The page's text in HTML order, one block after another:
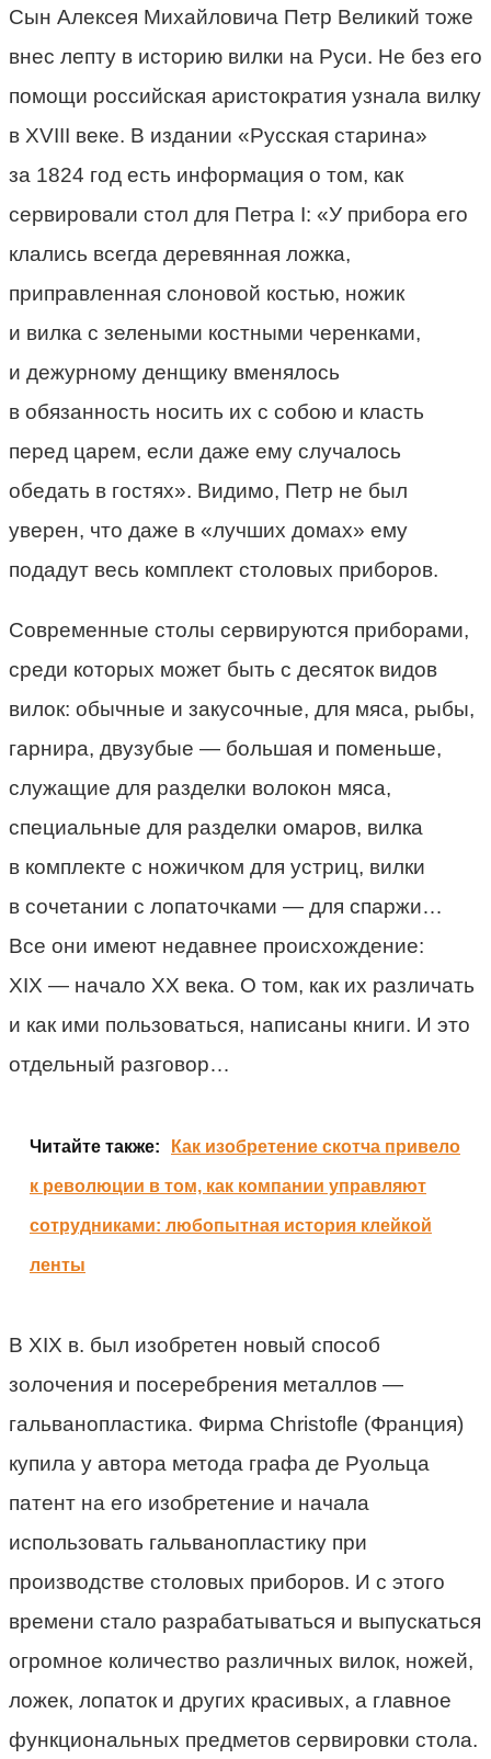
Сын Алексея Михайловича Петр Великий тоже
внес лепту в историю вилки на Руси. Не без его
помощи российская аристократия узнала вилку
в XVIII веке. В издании «Русская старина»
за 1824 год есть информация о том, как
сервировали стол для Петра I: «У прибора его
клались всегда деревянная ложка,
приправленная слоновой костью, ножик
и вилка с зелеными костными черенками,
и дежурному денщику вменялось
в обязанность носить их с собою и класть
перед царем, если даже ему случалось
обедать в гостях». Видимо, Петр не был
уверен, что даже в «лучших домах» ему
подадут весь комплект столовых приборов.
Современные столы сервируются приборами,
среди которых может быть с десяток видов
вилок: обычные и закусочные, для мяса, рыбы,
гарнира, двузубые — большая и поменьше,
служащие для разделки волокон мяса,
специальные для разделки омаров, вилка
в комплекте с ножичком для устриц, вилки
в сочетании с лопаточками — для спаржи…
Все они имеют недавнее происхождение:
XIX — начало ХХ века. О том, как их различать
и как ими пользоваться, написаны книги. И это
отдельный разговор…
Читайте также: Как изобретение скотча привело
к революции в том, как компании управляют
сотрудниками: любопытная история клейкой
ленты
В XIX в. был изобретен новый способ
золочения и посеребрения металлов —
гальванопластика. Фирма Christofle (Франция)
купила у автора метода графа де Руольца
патент на его изобретение и начала
использовать гальванопластику при
производстве столовых приборов. И с этого
времени стало разрабатываться и выпускаться
огромное количество различных вилок, ножей,
ложек, лопаток и других красивых, а главное
функциональных предметов сервировки стола.